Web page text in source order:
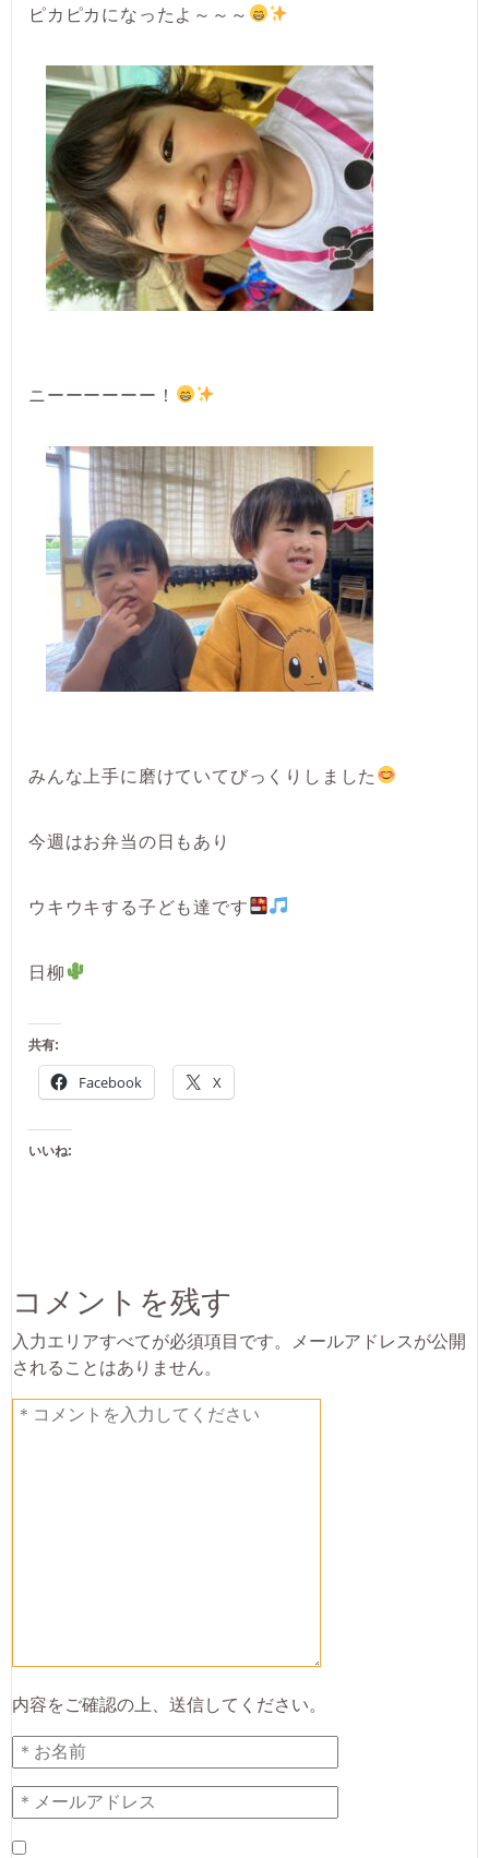
ピカピカになったよ～～～
ニーーーーーー！
みんな上手に磨けていてびっくりしました
今週はお弁当の日もあり
ウキウキする子ども達です
日柳
共有:
Facebook X
いいね:
コメントを残す
入力エリアすべてが必須項目です。メールアドレスが公開
されることはありません。
内容をご確認の上、送信してください。